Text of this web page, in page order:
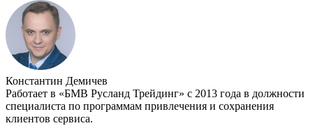
Константин Демичев
Работает в «БМВ Русланд Трейдинг» с 2013 года в должности
специалиста по программам привлечения и сохранения
клиентов сервиса.